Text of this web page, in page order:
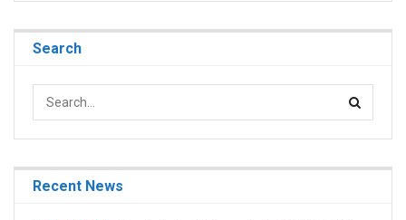
Search
Recent News